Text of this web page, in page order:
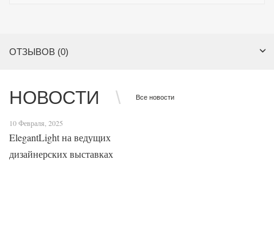
ОТЗЫВОВ (0)
НОВОСТИ Все новости
10 Февраля, 2025
ElegantLight на ведущих
дизайнерских выставках